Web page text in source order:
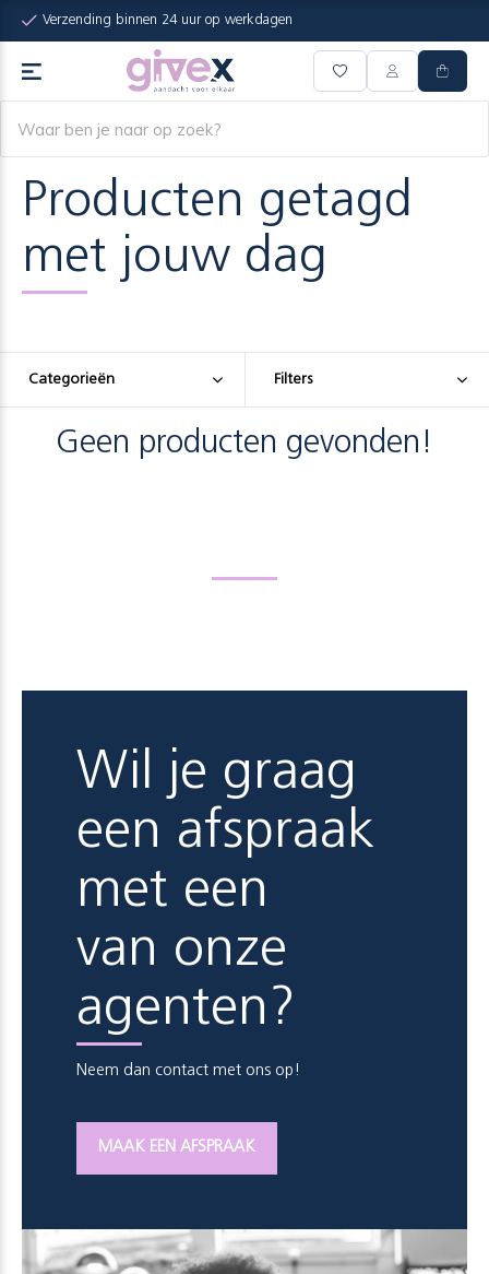
Verzending binnen 24 uur op werkdagen
Producten getagd
met jouw dag
Categorieën Filters
Geen producten gevonden!
Wil je graag
een afspraak
met een
van onze
agenten?
Neem dan contact met ons op!
MAAK EEN AFSPRAAK